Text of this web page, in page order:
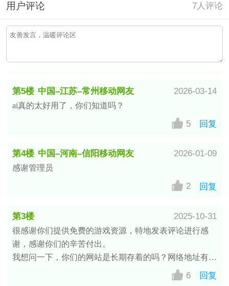
用户评论 7人评论
第5楼 中国–江苏–常州移动网友 2026-03-14
ai真的太好用了，你们知道吗？
5 回复
第4楼 中国–河南–信阳移动网友 2026-01-09
感谢管理员
2 回复
第3楼
中国–重庆–重庆移动/数据上网公
共出口网友
2025-10-31
很感谢你们提供免费的游戏资源，特地发表评论进行感
谢，感谢你们的辛苦付出。
我想问一下，你们的网站是长期存着的吗？网络地址有没
6 回复